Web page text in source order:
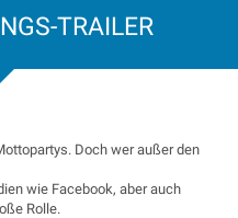
TRAILER
Doch wer außer den
wie Facebook, aber auch
Rolle.